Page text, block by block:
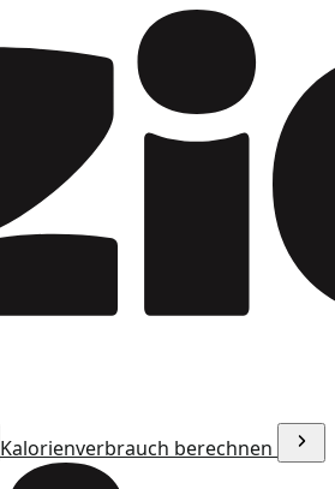
Kalorienverbrauch berechnen